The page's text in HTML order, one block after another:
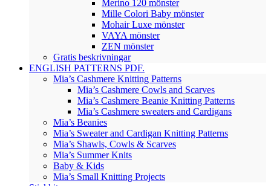
Merino 120 mönster
Mille Colori Baby mönster
Mohair Luxe mönster
VAYA mönster
ZEN mönster
Gratis beskrivningar
ENGLISH PATTERNS PDF.
Mia’s Cashmere Knitting Patterns
Mia’s Cashmere Cowls and Scarves
Mia’s Cashmere Beanie Knitting Patterns
Mia’s Cashmere sweaters and Cardigans
Mia’s Beanies
Mia’s Sweater and Cardigan Knitting Patterns
Mia’s Shawls, Cowls & Scarves
Mia’s Summer Knits
Baby & Kids
Mia’s Small Knitting Projects